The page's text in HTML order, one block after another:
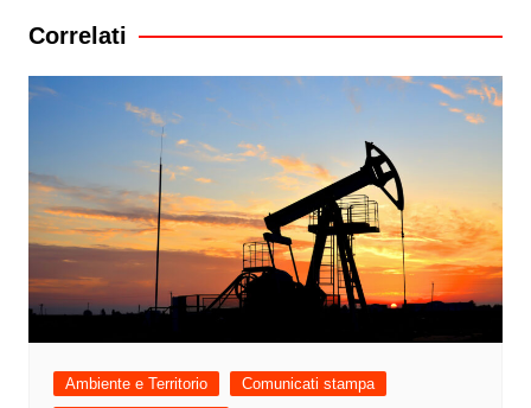
Correlati
Ambiente e Territorio
Comunicati stampa